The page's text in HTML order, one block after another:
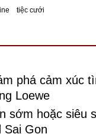
tiệc cưới
phá cảm xúc
Loewe
sớm hoặc siêu
Sai Gon